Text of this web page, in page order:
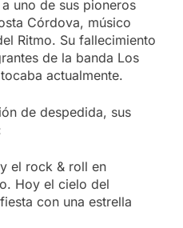
uno de sus pioneros
Córdova, músico
Ritmo. Su fallecimiento
de la banda Los
actualmente.
de despedida, sus
el rock & roll en
Hoy el cielo del
con una estrella